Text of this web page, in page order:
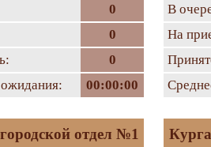
0
0
0
00:00:00
В
На
отдел №1